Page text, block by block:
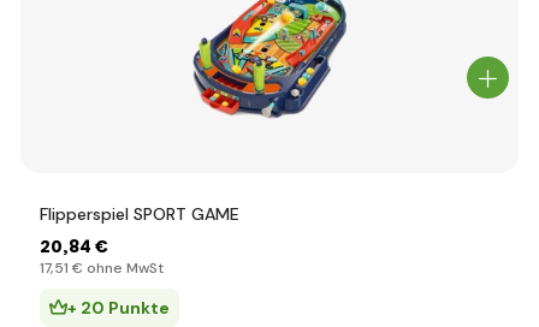
Flipperspiel SPORT GAME
20,84 €
17,51 € ohne MwSt
+ 20 Punkte